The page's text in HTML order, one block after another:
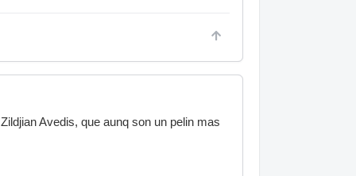
Avedis, que aunq son un pelin mas